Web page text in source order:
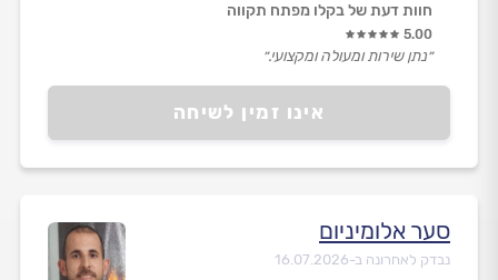
אינו זמין לשיחה
חוות דעת של בקלו מפתח תקווה
5.00
״נתן שירות ומעולה ומקצועי.״
סער אלומיניום
נבדק לאחרונה ב-16.07.2026